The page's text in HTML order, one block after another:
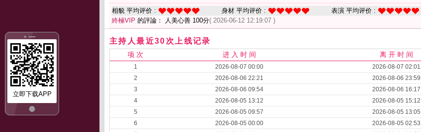
立即下载APP
相貌 平均评价 : 身材 平均评价 : 表演 平均评价 :
終極VIP 的評論： 人美心善 100分( 2026-06-12 12:19:07 )
主持人最近30次上线记录
项 次 进 入 时 间 离 开 时 间
1 2026-08-07 00:00 2026-08-07 02:01
2
2026-08-06 22:21 2026-08-06 23:59
3
2026-08-06 09:54 2026-08-06 16:17
4
2026-08-05 13:12 2026-08-05 15:12
5
2026-08-05 09:57 2026-08-05 13:05
6
2026-08-05 00:00 2026-08-05 02:53